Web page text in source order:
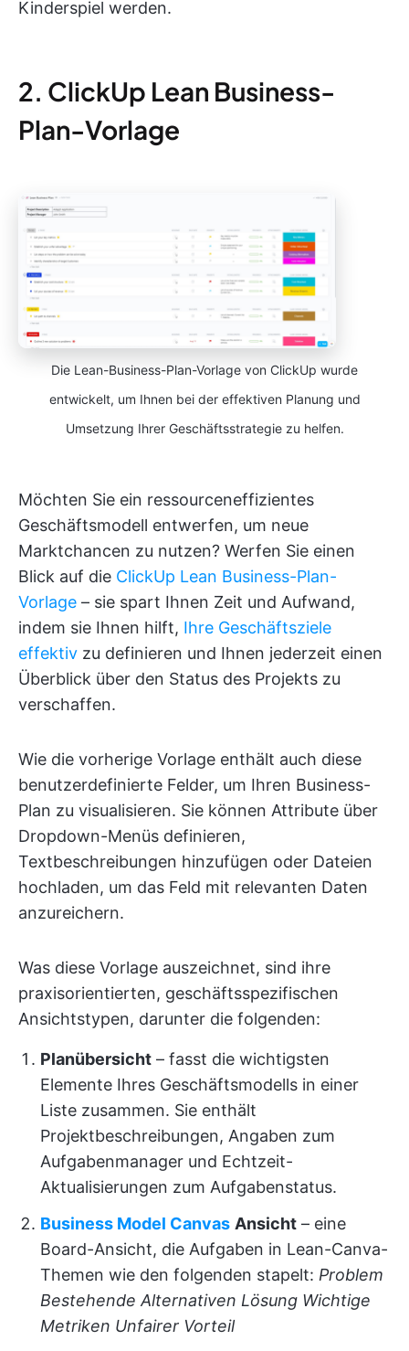
Kinderspiel werden.
2. ClickUp Lean Business-
Plan-Vorlage
Die Lean-Business-Plan-Vorlage von ClickUp wurde
entwickelt, um Ihnen bei der effektiven Planung und
Umsetzung Ihrer Geschäftsstrategie zu helfen.
Möchten Sie ein ressourceneffizientes
Geschäftsmodell entwerfen, um neue
Marktchancen zu nutzen? Werfen Sie einen
Blick auf die ClickUp Lean Business-Plan-
Vorlage – sie spart Ihnen Zeit und Aufwand,
indem sie Ihnen hilft, Ihre Geschäftsziele
effektiv zu definieren und Ihnen jederzeit einen
Überblick über den Status des Projekts zu
verschaffen.
Wie die vorherige Vorlage enthält auch diese
benutzerdefinierte Felder, um Ihren Business-
Plan zu visualisieren. Sie können Attribute über
Dropdown-Menüs definieren,
Textbeschreibungen hinzufügen oder Dateien
hochladen, um das Feld mit relevanten Daten
anzureichern.
Was diese Vorlage auszeichnet, sind ihre
praxisorientierten, geschäftsspezifischen
Ansichtstypen, darunter die folgenden:
Planübersicht – fasst die wichtigsten
Elemente Ihres Geschäftsmodells in einer
Liste zusammen. Sie enthält
Projektbeschreibungen, Angaben zum
Aufgabenmanager und Echtzeit-
Aktualisierungen zum Aufgabenstatus.
Business Model Canvas Ansicht – eine
Board-Ansicht, die Aufgaben in Lean-Canva-
Themen wie den folgenden stapelt: Problem
Bestehende Alternativen Lösung Wichtige
Metriken Unfairer Vorteil